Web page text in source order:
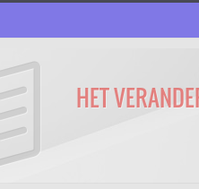
HET